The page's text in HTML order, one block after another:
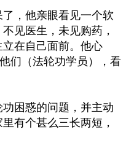
，他亲眼看见一个软
见医生，未见购药，
在自己面前。他心
们（法轮功学员），看
困惑的问题，并主动
有个甚么三长两短，